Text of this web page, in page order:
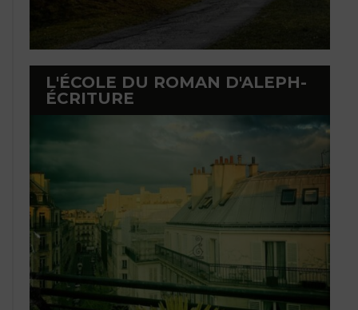
L'ÉCOLE DU ROMAN D'ALEPH-
ÉCRITURE